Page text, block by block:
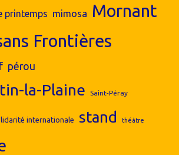
printemps mimosa Mornant
Frontières
pérou
la-Plaine Saint-Péray
internationale stand théâtre